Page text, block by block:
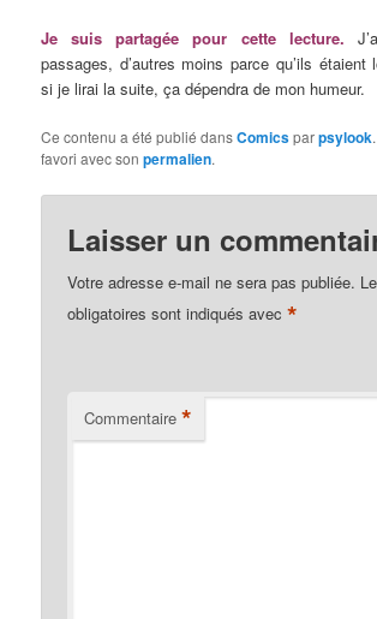
Je suis partagée pour cette lecture.
passages, d’autres moins parce qu’ils étaient
si je lirai la suite, ça dépendra de mon humeur.
Ce contenu a été publié dansComicsparpsylook
favori avec sonpermalien.
Laisser un
Votre adresse e-mail ne sera pas publiée.
obligatoires sont indiqués avec*
Commentaire *